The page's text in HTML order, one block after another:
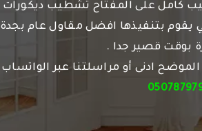
كامل على المفتاح تشطيب ديكورات
يقوم بتنفيذها افضل مقاول عام بجدة
بوقت قصير جدا .
ادنى أو مراسلتنا عبر الواتساب